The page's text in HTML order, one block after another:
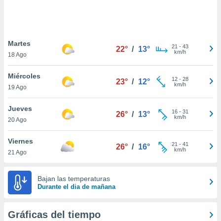
únicos
similares
como
sitio
de
posible
traten tus
en
interés
Para
su
Martes
18 Ago
22° / 13° 21 - 43
km/h
Miércoles
19 Ago
23° / 12° 12- 28
km/h
Jueves
20 Ago
26° / 13° 16- 31
km/h
Viernes
21 Ago
26° / 16° 21 - 41
km/h
Bajan las temperaturas
Durante el dia de mañana
Gráficas del tiempo